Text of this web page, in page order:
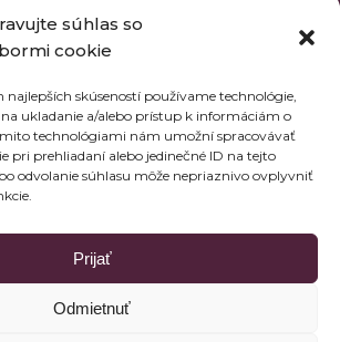
súhlas so
cookie
najlepších skúseností používame technológie,
na ukladanie a/alebo prístup k informáciám o
technológiami nám umožní spracovávať
pri prehliadaní alebo jedinečné ID na tejto
odvolanie súhlasu môže nepriaznivo ovplyvniť
Prijať
Odmietnuť
KONTAKTY